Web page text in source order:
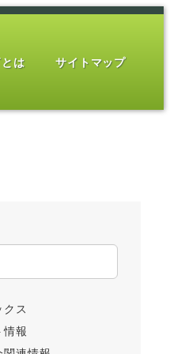
は サイトマップ
ス
情報